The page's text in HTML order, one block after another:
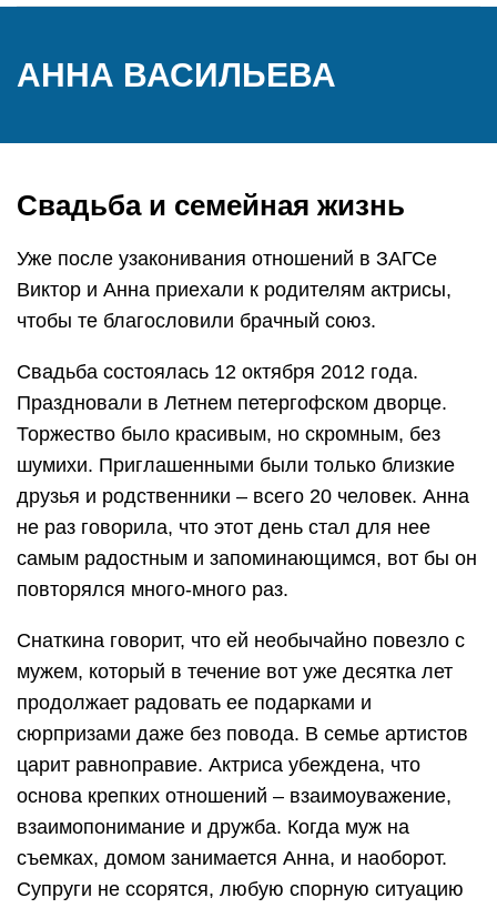
АННА ВАСИЛЬЕВА
Свадьба и семейная жизнь
Уже после узаконивания отношений в ЗАГСе
Виктор и Анна приехали к родителям актрисы,
чтобы те благословили брачный союз.
Свадьба состоялась 12 октября 2012 года.
Праздновали в Летнем петергофском дворце.
Торжество было красивым, но скромным, без
шумихи. Приглашенными были только близкие
друзья и родственники – всего 20 человек. Анна
не раз говорила, что этот день стал для нее
самым радостным и запоминающимся, вот бы он
повторялся много-много раз.
Снаткина говорит, что ей необычайно повезло с
мужем, который в течение вот уже десятка лет
продолжает радовать ее подарками и
сюрпризами даже без повода. В семье артистов
царит равноправие. Актриса убеждена, что
основа крепких отношений – взаимоуважение,
взаимопонимание и дружба. Когда муж на
съемках, домом занимается Анна, и наоборот.
Супруги не ссорятся, любую спорную ситуацию